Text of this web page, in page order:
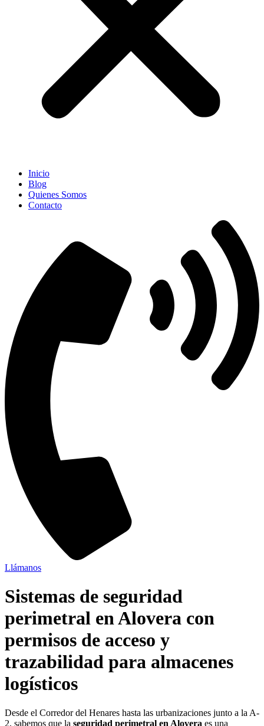
Inicio
Blog
Quienes Somos
Contacto
Llámanos
Sistemas de seguridad
perimetral en Alovera con
permisos de acceso y
trazabilidad para almacenes
logísticos
Desde el Corredor del Henares hasta las urbanizaciones junto a la A-
2, sabemos que la seguridad perimetral en Alovera es una